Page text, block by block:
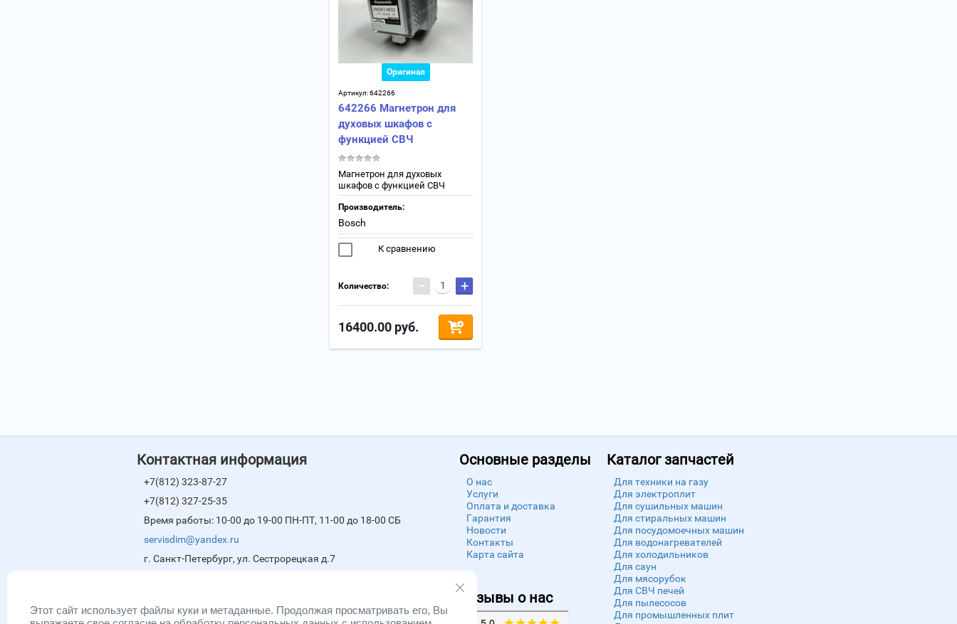
Оригинал
Артикул:642266
642266 Магнетрон для
духовых шкафов с
функцией СВЧ
Магнетрон для духовых
шкафов с функцией СВЧ
Производитель:
Bosch
К сравнению
Количество: − +
16400.00 руб.
Контактная информация
+7(812) 323-87-27
+7(812) 327-25-35
Время работы: 10-00 до 19-00 ПН-ПТ, 11-00 до 18-00 СБ
servisdim@yandex.ru
г. Санкт-Петербург, ул. Сестрорецкая д.7
Основные разделы
О нас
Услуги
Оплата и доставка
Гарантия
Новости
Контакты
Карта сайта
Отзывы о нас
Каталог запчастей
Для техники на газу
Для электроплит
Для сушильных машин
Для стиральных машин
Для посудомоечных машин
Для водонагревателей
Для холодильников
Для саун
Для мясорубок
Для СВЧ печей
Для пылесосов
Для промышленных плит
Этот сайт использует файлы куки и метаданные. Продолжая просматривать его, Вы